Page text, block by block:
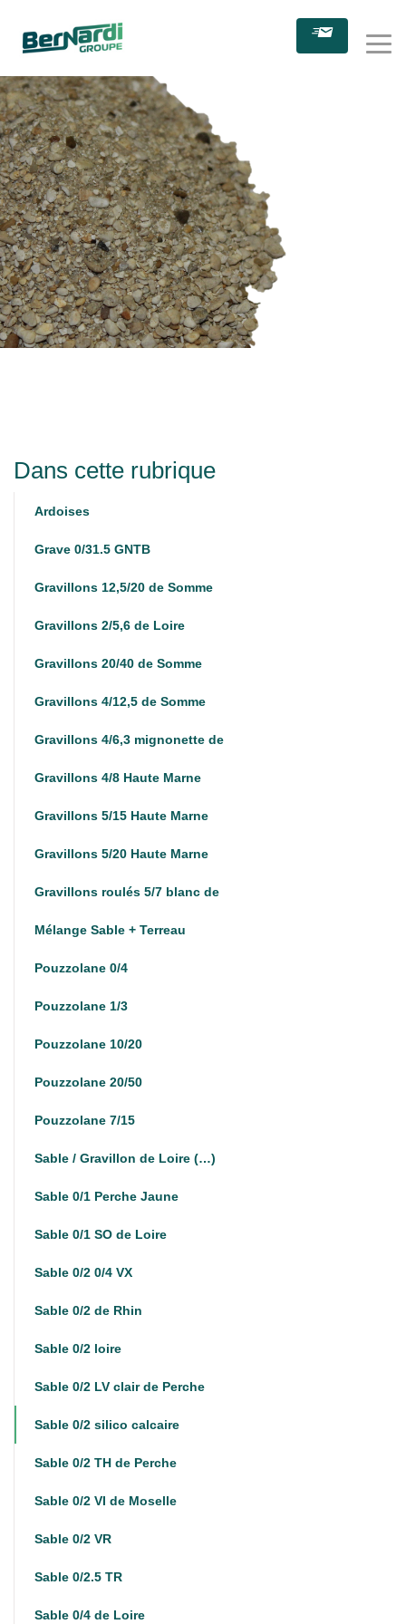
Dans cette rubrique
Ardoises
Grave 0/31.5 GNTB
Gravillons 12,5/20 de Somme
Gravillons 2/5,6 de Loire
Gravillons 20/40 de Somme
Gravillons 4/12,5 de Somme
Gravillons 4/6,3 mignonette de
Gravillons 4/8 Haute Marne
Gravillons 5/15 Haute Marne
Gravillons 5/20 Haute Marne
Gravillons roulés 5/7 blanc de
Mélange Sable + Terreau
Pouzzolane 0/4
Pouzzolane 1/3
Pouzzolane 10/20
Pouzzolane 20/50
Pouzzolane 7/15
Sable / Gravillon de Loire (…)
Sable 0/1 Perche Jaune
Sable 0/1 SO de Loire
Sable 0/2 0/4 VX
Sable 0/2 de Rhin
Sable 0/2 loire
Sable 0/2 LV clair de Perche
Sable 0/2 silico calcaire
Sable 0/2 TH de Perche
Sable 0/2 VI de Moselle
Sable 0/2 VR
Sable 0/2.5 TR
Sable 0/4 de Loire